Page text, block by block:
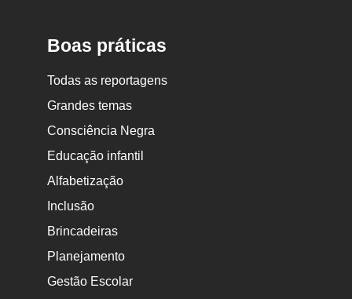
Boas práticas
Todas as reportagens
Grandes temas
Consciência Negra
Educação infantil
Alfabetização
Inclusão
Brincadeiras
Planejamento
Gestão Escolar